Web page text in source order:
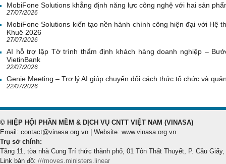
MobiFone Solutions khẳng định năng lực công nghệ với hai sản
27/07/2026
MobiFone Solutions kiến tạo nền hành chính công hiện đại với Hệ
Khuê 2026
27/07/2026
AI hỗ trợ lập Tờ trình thẩm định khách hàng doanh nghiệp –
VietinBank
22/07/2026
Genie Meeting – Trợ lý AI giúp chuyển đổi cách thức tổ chức và
22/07/2026
© HIỆP HỘI PHẦN MỀM & DỊCH VỤ CNTT VIỆT NAM (VINASA)
Email: contact@vinasa.org.vn | Website: www.vinasa.org.vn
Trụ sở chính:
Tầng 11, tòa nhà Cung Trí thức thành phố, 01 Tôn Thất Thuyết, P. Cầu Giấy,
Link bản đồ: ///moves.ministers.linear